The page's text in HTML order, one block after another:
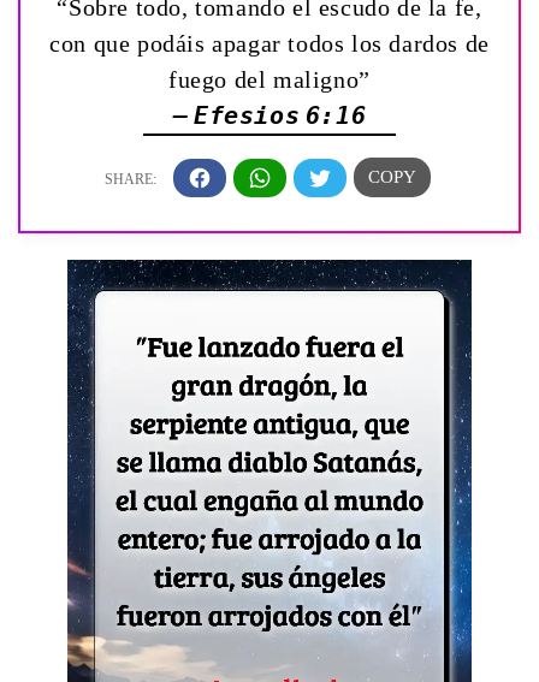
“Sobre todo, tomando el escudo de la fe,
con que podáis apagar todos los dardos de
fuego del maligno”
— Efesios 6:16